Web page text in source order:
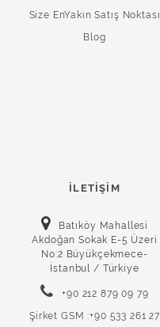
Size EnYakın Satış Noktası
Blog
İLETIŞIM
Batıköy Mahallesi
Akdoğan Sokak E-5 Üzeri
No:2 Büyükçekmece-
İstanbul / Türkiye
+90 212 879 09 79
Şirket GSM :+90 533 261 27